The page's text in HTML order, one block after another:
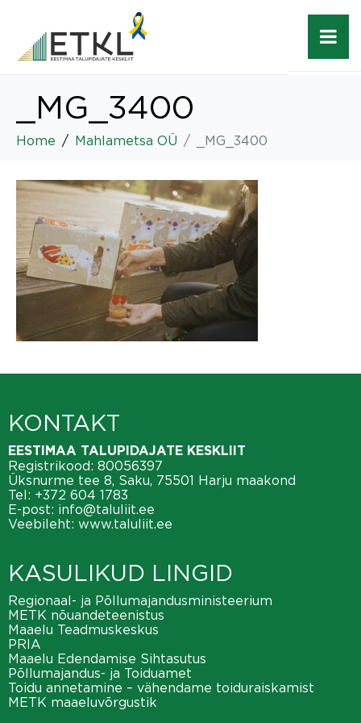
_MG_3400
Home Mahlametsa OÜ _MG_3400
KONTAKT
EESTIMAA TALUPIDAJATE KESKLIIT
Registrikood: 80056397
Üksnurme tee 8, Saku, 75501 Harju maakond
Tel: +372 604 1783
E-post: info@taluliit.ee
Veebileht: www.taluliit.ee
KASULIKUD LINGID
Regionaal- ja Põllumajandusministeerium
METK nõuandeteenistus
Maaelu Teadmuskeskus
PRIA
Maaelu Edendamise Sihtasutus
Põllumajandus- ja Toiduamet
Toidu annetamine – vähendame toiduraiskamist
METK maaeluvõrgustik